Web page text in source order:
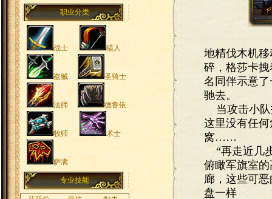
地精伐木机
碎，格莎卡
名同伴示意
驰去。
当攻击小队
这里没有任
窝……
“再走近几
俯瞰军旗室
廊，这些可
盘一样